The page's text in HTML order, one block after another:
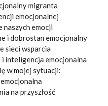
migranta
emocjonalnej
naszych emocji
i dobrostan emocjonalny
sieci wsparcia
i inteligencja emocjonalna
w mojej sytuacji:
na przyszłość